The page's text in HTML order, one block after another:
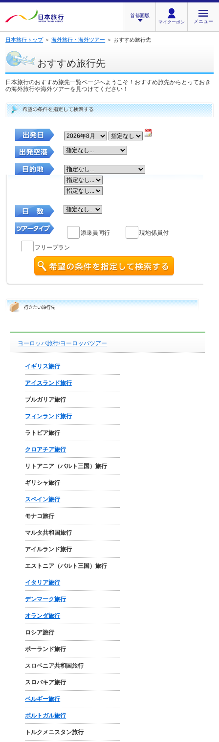
首都圏版
マイクーポン メニュー
日本旅行トップ＞海外旅行・海外ツアー ＞ おすすめ旅行先
おすすめ旅行先
日本旅行のおすすめ旅先一覧ページへようこそ！おすすめ旅先からとっておき
の海外旅行や海外ツアーを見つけてください！
添乗員同行 現地係員付
フリープラン
ヨーロッパ旅行/ヨーロッパツアー
イギリス旅行
アイスランド旅行
ブルガリア旅行
フィンランド旅行
ラトビア旅行
クロアチア旅行
リトアニア（バルト三国）旅行
ギリシャ旅行
スペイン旅行
モナコ旅行
マルタ共和国旅行
アイルランド旅行
エストニア（バルト三国）旅行
イタリア旅行
デンマーク旅行
オランダ旅行
ロシア旅行
ポーランド旅行
スロベニア共和国旅行
スロバキア旅行
ベルギー旅行
ポルトガル旅行
トルクメニスタン旅行